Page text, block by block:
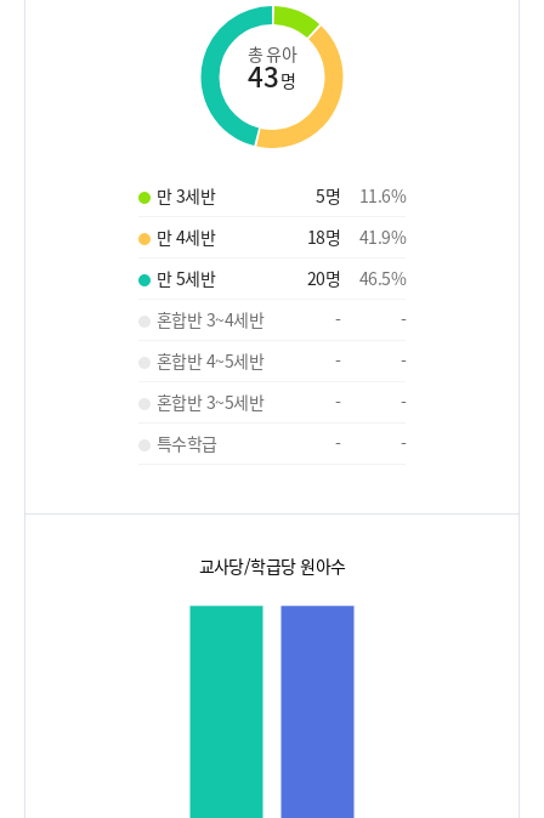
총 유아
43명
만 3세반 5명 11.6%
만 4세반
18명 41.9%
만 5세반
20명 46.5%
혼합반 3~4세반
-
-
혼합반 4~5세반
-
-
혼합반 3~5세반
-
-
특수학급
- -
교사당/학급당 원아수